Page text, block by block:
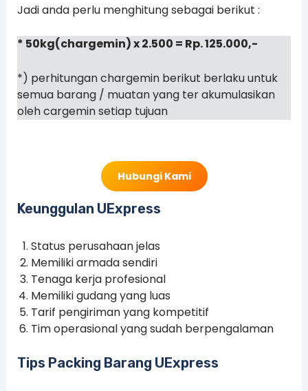
Jadi anda perlu menghitung sebagai berikut :
* 50kg(chargemin) x 2.500 = Rp. 125.000,-
*) perhitungan chargemin berikut berlaku untuk
semua barang / muatan yang ter akumulasikan
oleh cargemin setiap tujuan
Hubungi Kami
Keunggulan UExpress
Status perusahaan jelas
Memiliki armada sendiri
Tenaga kerja profesional
Memiliki gudang yang luas
Tarif pengiriman yang kompetitif
Tim operasional yang sudah berpengalaman
Tips Packing Barang UExpress